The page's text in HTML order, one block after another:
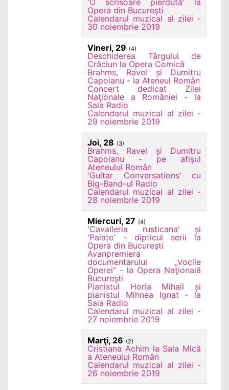
'O scrisoare pierdută' la
Opera din București
Calendarul muzical al zilei -
30 noiembrie 2019
Vineri, 29 (4)
Deschiderea Târgului de
Crăciun la Opera Comică
Brahms, Ravel și Dumitru
Capoianu - la Ateneul Român
Concert dedicat Zilei
Naţionale a României - la
Sala Radio
Calendarul muzical al zilei -
29 noiembrie 2019
Joi, 28 (3)
Brahms, Ravel și Dumitru
Capoianu - pe afişul
Ateneului Român
'Guitar Conversations' cu
Big-Band-ul Radio
Calendarul muzical al zilei -
28 noiembrie 2019
Miercuri, 27 (4)
'Cavalleria rusticana' și
'Paiațe' - dipticul serii la
Opera din București
Avanpremiera
documentarului „Vocile
Operei” - la Opera Naţională
Bucureşti
Pianistul Horia Mihail și
pianistul Mihnea Ignat - la
Sala Radio
Calendarul muzical al zilei -
27 noiembrie 2019
Marţi, 26 (2)
Cristiana Achim la Sala Mică
a Ateneului Român
Calendarul muzical al zilei -
26 noiembrie 2019